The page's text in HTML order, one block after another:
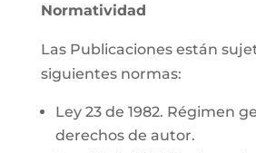
Normatividad
Las Publicaciones están
siguientes normas:
Ley 23 de 1982. Régimen
derechos de autor.